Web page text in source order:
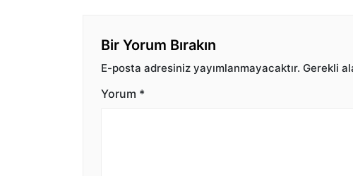
Bir Yorum Bırakın
E-posta adresiniz yayımlanmayacaktır. Gerekli
Yorum *